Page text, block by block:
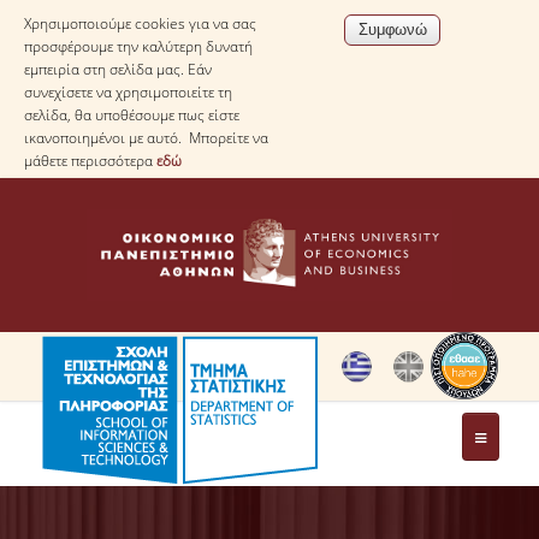
Χρησιμοποιούμε cookies για να σας
προσφέρουμε την καλύτερη δυνατή
εμπειρία στη σελίδα μας. Εάν
συνεχίσετε να χρησιμοποιείτε τη
σελίδα, θα υποθέσουμε πως είστε
ικανοποιημένοι με αυτό. Μπορείτε να
μάθετε περισσότεραεδώ
ΤΟ ΤΜΗΜΑ